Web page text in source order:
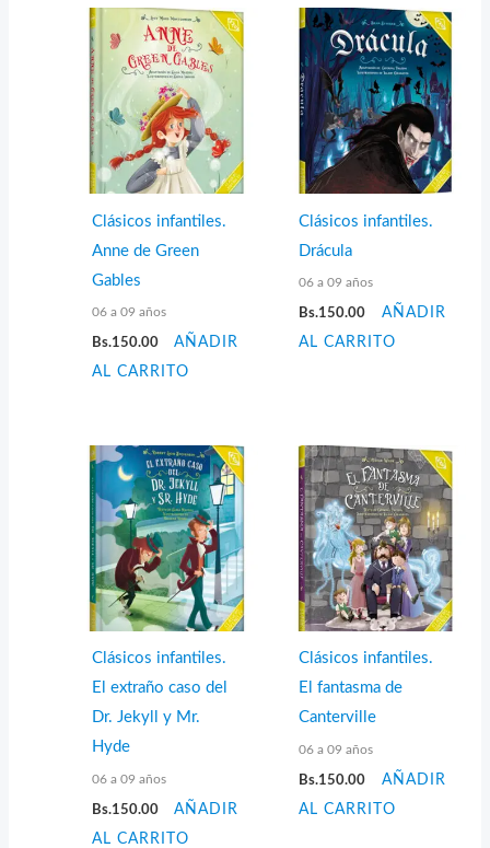
Clásicos infantiles.
Anne de Green
Gables
06 a 09 años
Bs.150.00
AÑADIR
AL CARRITO
Clásicos infantiles.
Drácula
06 a 09 años
Bs.150.00
AÑADIR
AL CARRITO
Clásicos infantiles.
El extraño caso del
Dr. Jekyll y Mr.
Hyde
06 a 09 años
Bs.150.00
AÑADIR
AL CARRITO
Clásicos infantiles.
El fantasma de
Canterville
06 a 09 años
Bs.150.00
AÑADIR
AL CARRITO